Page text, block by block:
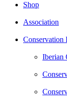
Shop
Association
Conservation
Iberian